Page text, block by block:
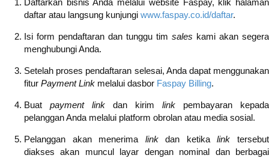
daftar atau langsung kunjungi www.faspay.co.id/daftar.
Isi form pendaftaran dan tunggu tim sales kami akan segera
menghubungi Anda.
Setelah proses pendaftaran selesai, Anda dapat menggunakan
fitur Payment Link melalui dasbor Faspay Billing.
Buat payment link dan kirim link pembayaran kepada
pelanggan Anda melalui platform obrolan atau media sosial.
Pelanggan akan menerima linkdan ketikalink tersebut
diakses akan muncul layar dengan nominal dan berbagai